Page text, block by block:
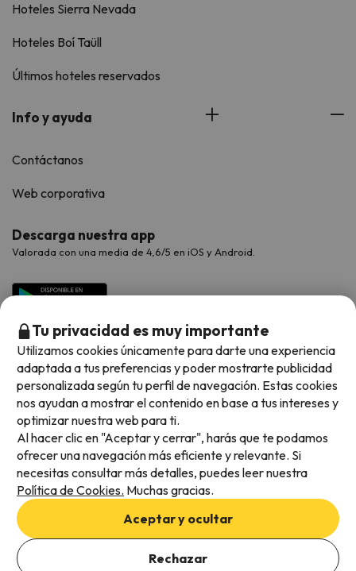
Añade las fechas para comprobar la disponibilidad
Hoteles Sierra Nevada
Hoteles Boí Taüll
Últimos hoteles reservados
Info y ayuda
Contáctanos
Web corporativa
Descarga nuestra app
Valorada con una media de 4,6/5 en iOS y Android.
Métodos de pago disponibles
Condiciones generales
Privacidad de datos
Política de cookies
Tu privacidad es muy importante
Utilizamos cookies únicamente para darte una experiencia
adaptada a tus preferencias y poder mostrarte publicidad
personalizada según tu perfil de navegación. Estas cookies
nos ayudan a mostrar el contenido en base a tus intereses y
optimizar nuestra web para ti.
Al hacer clic en "Aceptar y cerrar", harás que te podamos
ofrecer una navegación más eficiente y relevante. Si
necesitas consultar más detalles, puedes leer nuestra
Política de Cookies. Muchas gracias.
Aceptar y ocultar
Rechazar